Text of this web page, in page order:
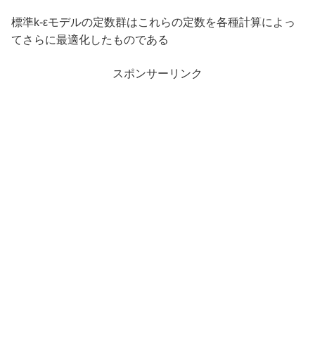
標準k-εモデルの定数群はこれらの定数を各種計算によっ
てさらに最適化したものである
スポンサーリンク